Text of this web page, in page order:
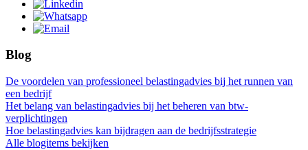
Blog
De voordelen van professioneel belastingadvies bij het runnen van
een bedrijf
Het belang van belastingadvies bij het beheren van btw-
verplichtingen
Hoe belastingadvies kan bijdragen aan de bedrijfsstrategie
Alle blogitems bekijken